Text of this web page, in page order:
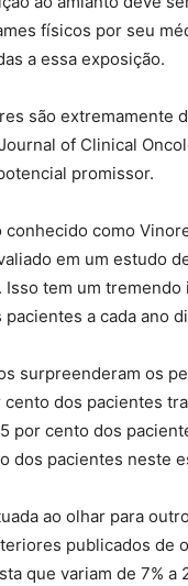
físicos por seu
a essa exposição.
são extremamente
of Clinical
promissor.
como
em um estudo
tem um
a cada ano
surpreenderam os
dos pacientes
por cento dos
dos pacientes neste
ao olhar para
publicados de
que variam de 7% a